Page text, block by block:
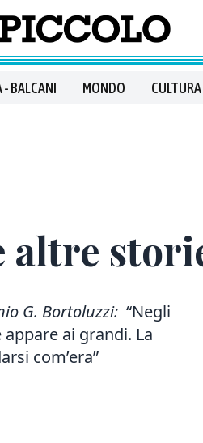
- BALCANI MONDO
altre
G. Bortoluzzi: “Negli
ai grandi. La
com’era”